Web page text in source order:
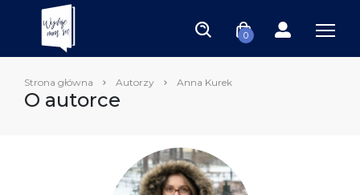
0
Strona główna Autorzy Anna Kurek
O autorce